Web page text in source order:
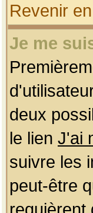
Revenir
Je me
deux
le lien J'ai
suivre les
peut-être